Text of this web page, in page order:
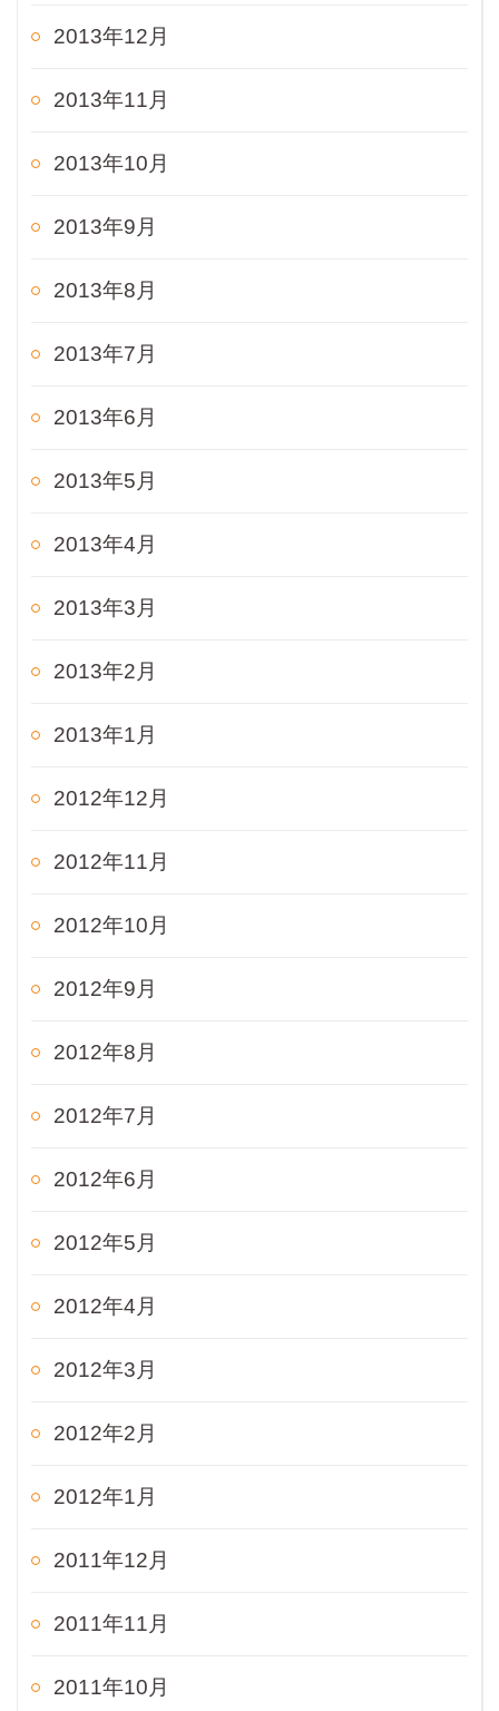
2013年12月
2013年11月
2013年10月
2013年9月
2013年8月
2013年7月
2013年6月
2013年5月
2013年4月
2013年3月
2013年2月
2013年1月
2012年12月
2012年11月
2012年10月
2012年9月
2012年8月
2012年7月
2012年6月
2012年5月
2012年4月
2012年3月
2012年2月
2012年1月
2011年12月
2011年11月
2011年10月